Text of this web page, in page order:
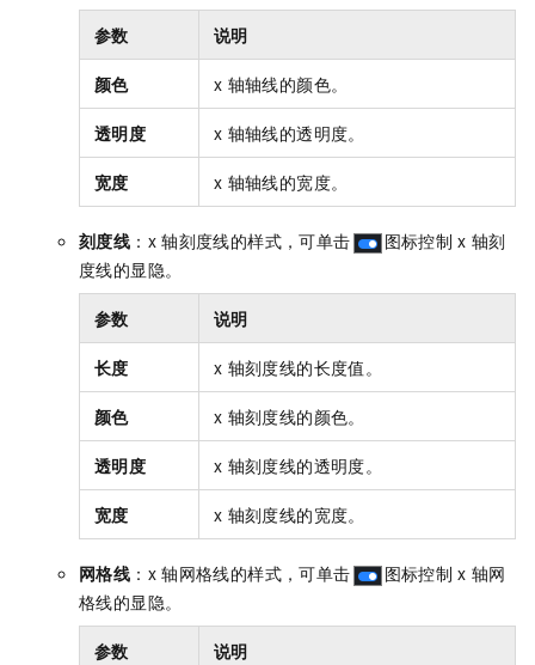
参数 说明
颜色 x 轴轴线的颜色。
透明度 x 轴轴线的透明度。
宽度 x 轴轴线的宽度。
刻度线 ：x 轴刻度线的样式，可单击 图标控制 x 轴刻
度线的显隐。
参数 说明
长度 x 轴刻度线的长度值。
颜色 x 轴刻度线的颜色。
透明度 x 轴刻度线的透明度。
宽度 x 轴刻度线的宽度。
网格线 ：x 轴网格线的样式，可单击 图标控制 x 轴网
格线的显隐。
参数 说明